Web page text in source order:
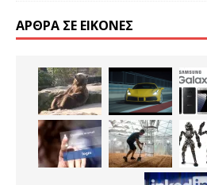
ΆΡΘΡΑ ΣΕ ΕΙΚΌΝΕΣ